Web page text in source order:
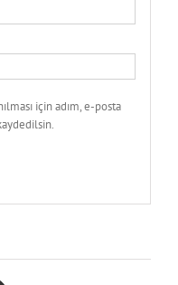
için adım, e-posta